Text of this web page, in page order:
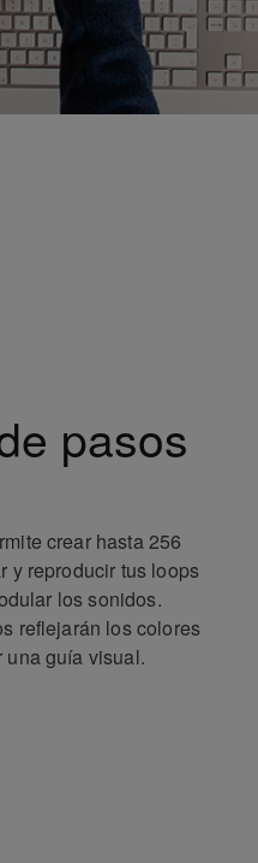
pasos
crear hasta 256
y reproducir tus loops
los sonidos.
reflejarán los colores
una guía visual.